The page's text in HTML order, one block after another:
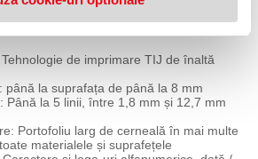
de imprimare TIJ de înaltă
până la suprafața de până la 8 mm
Până la 5 linii, între 1,8 mm și 12,7 mm
Portofoliu larg de cerneală în mai multe
materialele și suprafețele